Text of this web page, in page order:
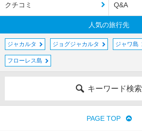
クチコミ Q&A
人気の旅行先
ジャカルタ ジョグジャカルタ ジャワ島
フローレス島
キーワード検索
PAGE TOP